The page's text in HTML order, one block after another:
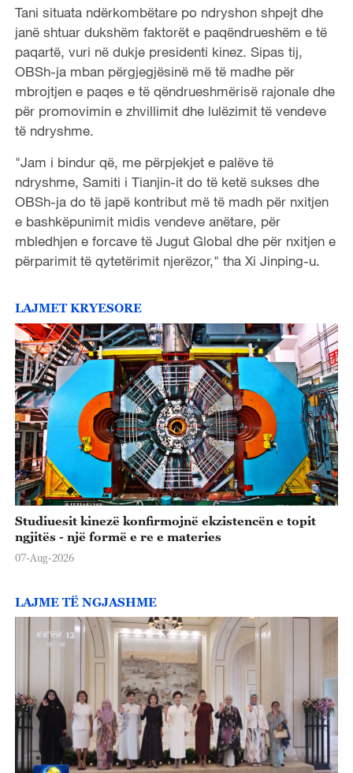
Tani situata ndërkombëtare po ndryshon shpejt dhe
janë shtuar dukshëm faktorët e paqëndrueshëm e të
paqartë, vuri në dukje presidenti kinez. Sipas tij,
OBSh-ja mban përgjegjësinë më të madhe për
mbrojtjen e paqes e të qëndrueshmërisë rajonale dhe
për promovimin e zhvillimit dhe lulëzimit të vendeve
të ndryshme.
"Jam i bindur që, me përpjekjet e palëve të
ndryshme, Samiti i Tianjin-it do të ketë sukses dhe
OBSh-ja do të japë kontribut më të madh për nxitjen
e bashkëpunimit midis vendeve anëtare, për
mbledhjen e forcave të Jugut Global dhe për nxitjen e
përparimit të qytetërimit njerëzor," tha Xi Jinping-u.
LAJMET KRYESORE
Studiuesit kinezë konfirmojnë ekzistencën e topit
ngjitës - një formë e re e materies
07-Aug-2026
LAJME TË NGJASHME